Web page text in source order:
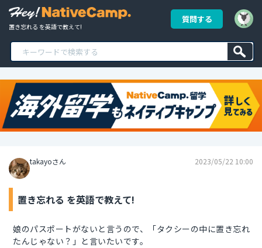
置き忘れる を英語で教えて!
質問する
takayoさん 2023/05/22 10:00
置き忘れる を英語で教えて!
娘のパスポートがないと言うので、「タクシーの中に置き忘れ
たんじゃない？」と言いたいです。